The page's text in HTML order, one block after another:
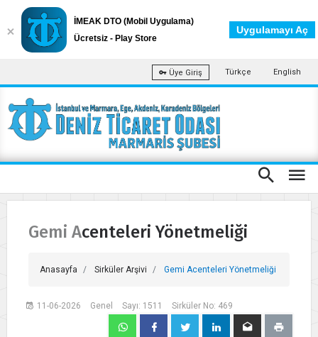
Üye Giriş Türkçe English
Gemi Acenteleri Yönetmeliği
Anasayfa Sirküler Arşivi Gemi Acenteleri Yönetmeliği
11-06-2026 Genel Sayı: 1511 Sirküler No: 469
İMEAK DTO (Mobil Uygulama)
Ücretsiz - Play Store
Uygulamayı Aç